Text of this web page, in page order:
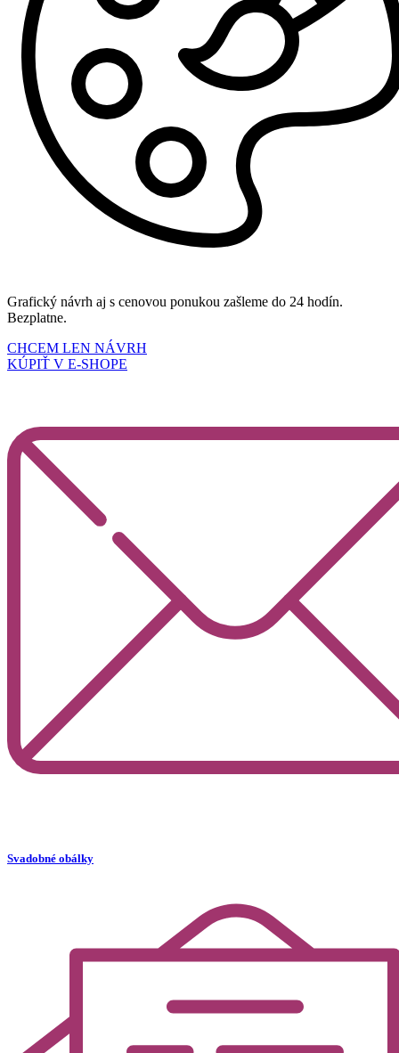
Grafický návrh aj s cenovou ponukou zašleme do 24 hodín.
Bezplatne.
CHCEM LEN NÁVRH
KÚPIŤ V E-SHOPE
Svadobné obálky